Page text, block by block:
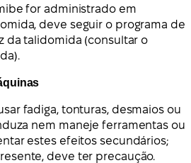
for administrado em
deve seguir o programa de
da talidomida (consultar o
fadiga, tonturas, desmaios ou
nem maneje ferramentas ou
estes efeitos secundários;
deve ter precaução.